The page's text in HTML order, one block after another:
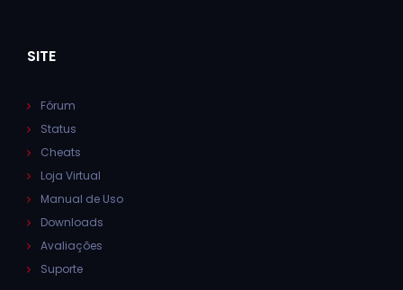
SITE
Fórum
Status
Cheats
Loja Virtual
Manual de Uso
Downloads
Avaliações
Suporte